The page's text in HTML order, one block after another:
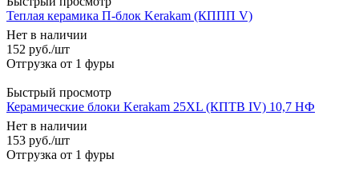
Теплая керамика П-блок Kerakam (КППП V)
Нет в наличии
152 руб./шт
Быстрый просмотр
Керамические блоки Kerakam 25XL (КПТВ IV) 10,7 НФ
Нет в наличии
153 руб./шт